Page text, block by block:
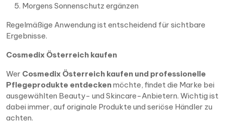
Morgens Sonnenschutz ergänzen
Regelmäßige Anwendung ist entscheidend für sichtbare
Ergebnisse.
Cosmedix Österreich kaufen
Wer Cosmedix Österreich kaufen und professionelle
Pflegeprodukte entdeckenmöchte, findet die Marke bei
ausgewählten Beauty- und Skincare-Anbietern. Wichtig ist
dabei immer, auf originale Produkte und seriöse Händler zu
achten.